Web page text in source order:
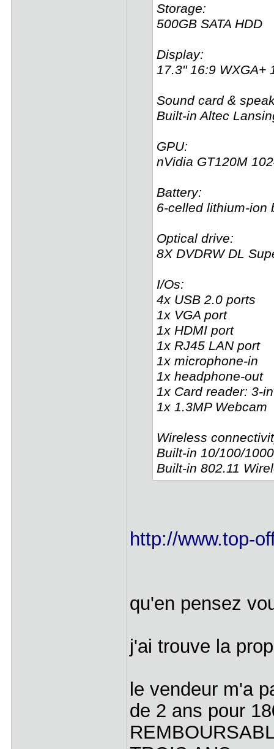
Storage:
500GB SATA HDD
Display:
17.3" 16:9 WXGA+
Sound card &
Built-in Altec
GPU:
nVidia GT120M
Battery:
6-celled lithium-ion
Optical drive:
8X DVDRW DL
I/Os:
4x USB 2.0 ports
1x VGA port
1x HDMI port
1x RJ45 LAN port
1x microphone-in
1x headphone-out
1x Card reader: 3-
1x 1.3MP Webcam
Wireless
Built-in 10/100/
Built-in 802.11
http://www.top-
qu'en pensez
j'ai trouve la
le vendeur m'a
de 2 ans pour